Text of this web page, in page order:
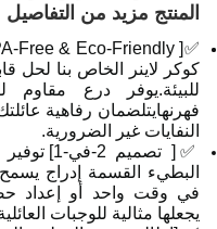
المنتج مزيد من التفاصيل
كوكر لاينر الخاص بنا لحل
فهرنهايتلضمان رفاهية
النفايات غير الضرورية.
✅[ تصميم
البطيء القسمة إدراج
في وقت واحد أو إعداد
يجعلها مثالية للوجبات